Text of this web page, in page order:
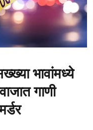
भावांमध्ये
गाणी